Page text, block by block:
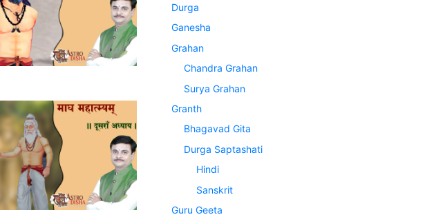
Durga
Ganesha
Grahan
Chandra Grahan
Surya Grahan
Granth
Bhagavad Gita
Durga Saptashati
Hindi
Sanskrit
Guru Geeta